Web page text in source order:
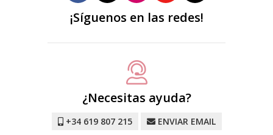
¡Síguenos en las redes!
¿Necesitas ayuda?
+34 619 807 215 ENVIAR EMAIL